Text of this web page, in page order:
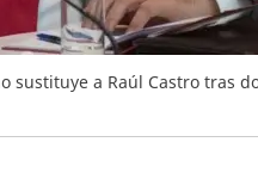
sustituye a Raúl Castro tras